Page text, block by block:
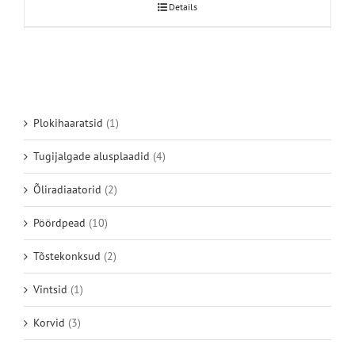
Details
Plokihaaratsid (1)
Tugijalgade alusplaadid (4)
Õliradiaatorid (2)
Pöördpead (10)
Tõstekonksud (2)
Vintsid (1)
Korvid (3)